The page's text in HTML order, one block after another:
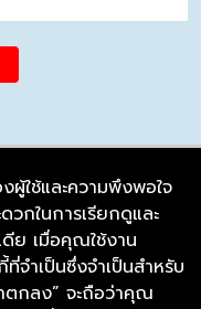
ผู้ใช้และความพึงพอใจ
กในการเรียกดูและ
ดีย เมื่อคุณใช้งาน
ำเป็นซึ่งจำเป็นสำหรับ
ตกลง” จะถือว่าคุณ